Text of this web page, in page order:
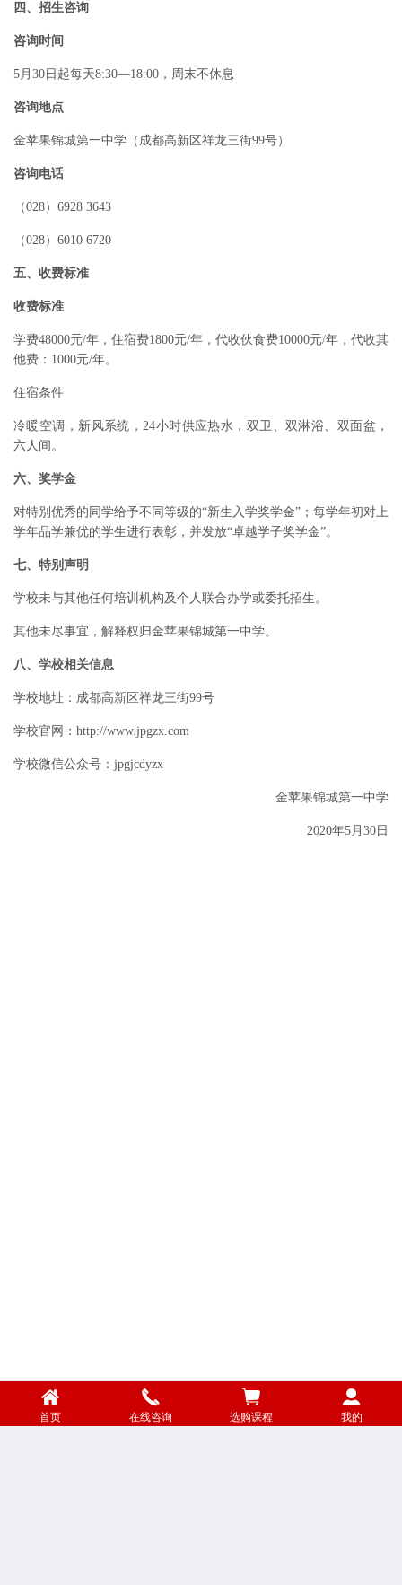
首页 在线咨询 选购课程 我的
四、招生咨询
咨询时间
5月30日起每天8:30—18:00，周末不休息
咨询地点
金苹果锦城第一中学（成都高新区祥龙三街99号）
咨询电话
（028）6928 3643
（028）6010 6720
五、收费标准
收费标准
学费48000元/年，住宿费1800元/年，代收伙食费10000元/年，代收其
他费：1000元/年。
住宿条件
冷暖空调，新风系统，24小时供应热水，双卫、双淋浴、双面盆，
六人间。
六、奖学金
对特别优秀的同学给予不同等级的“新生入学奖学金”；每学年初对上
学年品学兼优的学生进行表彰，并发放“卓越学子奖学金”。
七、特别声明
学校未与其他任何培训机构及个人联合办学或委托招生。
其他未尽事宜，解释权归金苹果锦城第一中学。
八、学校相关信息
学校地址：成都高新区祥龙三街99号
学校官网：http://www.jpgzx.com
学校微信公众号：jpgjcdyzx
金苹果锦城第一中学
2020年5月30日